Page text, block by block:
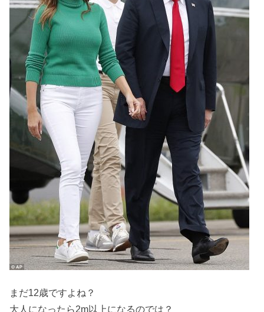
まだ12歳ですよね？
大人になったら2m以上になるのでは？